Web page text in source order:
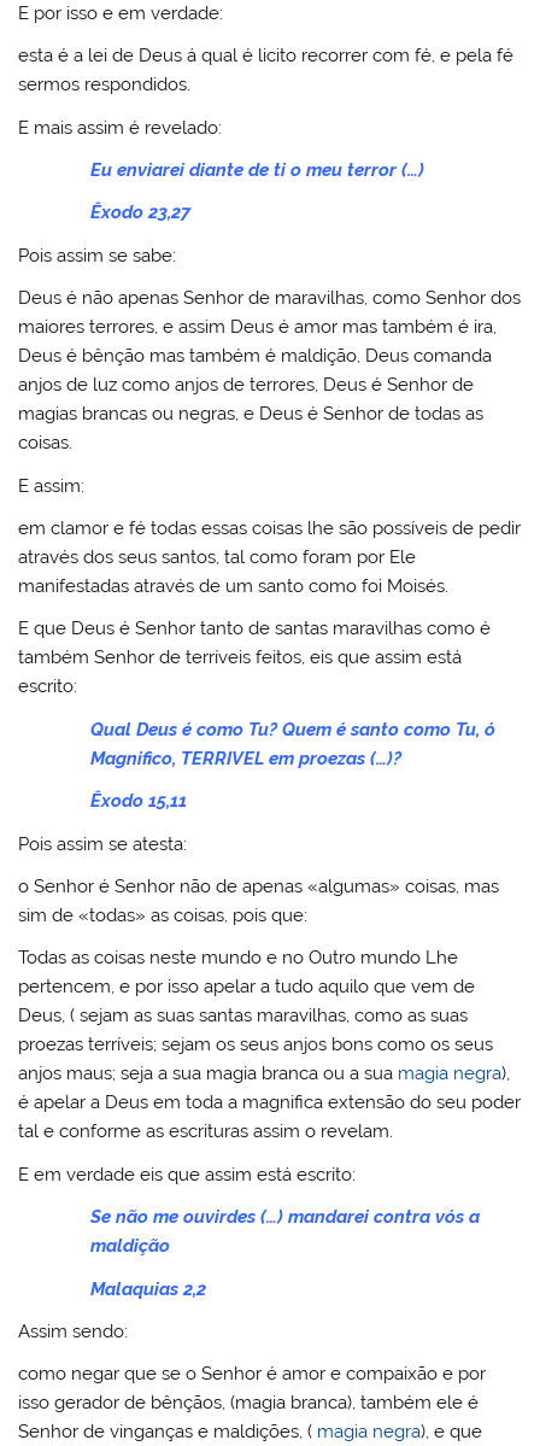
E por isso e em verdade:
esta é a lei de Deus á qual é licito recorrer com fé, e pela fé
sermos respondidos.
E mais assim é revelado:
Eu enviarei diante de ti o meu terror (…)
Êxodo 23,27
Pois assim se sabe:
Deus é não apenas Senhor de maravilhas, como Senhor dos
maiores terrores, e assim Deus é amor mas também é ira,
Deus é bênção mas também é maldição, Deus comanda
anjos de luz como anjos de terrores, Deus é Senhor de
magias brancas ou negras, e Deus é Senhor de todas as
coisas.
E assim:
em clamor e fé todas essas coisas lhe são possíveis de pedir
através dos seus santos, tal como foram por Ele
manifestadas através de um santo como foi Moisés.
E que Deus é Senhor tanto de santas maravilhas como é
também Senhor de terríveis feitos, eis que assim está
escrito:
Qual Deus é como Tu? Quem é santo como Tu, ó
Magnifico, TERRIVEL em proezas (…)?
Êxodo 15,11
Pois assim se atesta:
o Senhor é Senhor não de apenas «algumas» coisas, mas
sim de «todas» as coisas, pois que:
Todas as coisas neste mundo e no Outro mundo Lhe
pertencem, e por isso apelar a tudo aquilo que vem de
Deus, ( sejam as suas santas maravilhas, como as suas
proezas terríveis; sejam os seus anjos bons como os seus
anjos maus; seja a sua magia branca ou a sua magia negra),
é apelar a Deus em toda a magnifica extensão do seu poder
tal e conforme as escrituras assim o revelam.
E em verdade eis que assim está escrito:
Se não me ouvirdes (…) mandarei contra vós a
maldição
Malaquias 2,2
Assim sendo:
como negar que se o Senhor é amor e compaixão e por
isso gerador de bênçãos, (magia branca), também ele é
Senhor de vinganças e maldições, ( magia negra), e que